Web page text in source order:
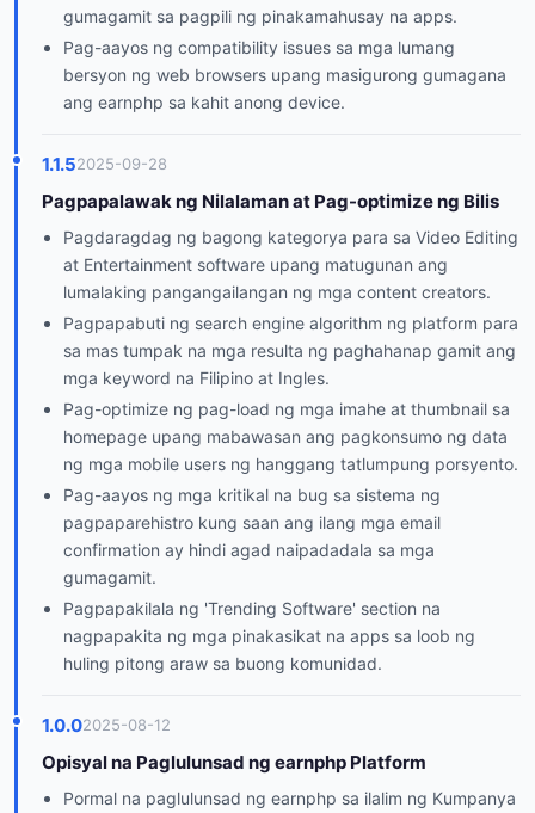
gumagamit sa pagpili ng pinakamahusay na apps.
Pag-aayos ng compatibility issues sa mga lumang
bersyon ng web browsers upang masigurong gumagana
ang earnphp sa kahit anong device.
1.1.52025-09-28
Pagpapalawak ng Nilalaman at Pag-optimize ng Bilis
Pagdaragdag ng bagong kategorya para sa Video Editing
at Entertainment software upang matugunan ang
lumalaking pangangailangan ng mga content creators.
Pagpapabuti ng search engine algorithm ng platform para
sa mas tumpak na mga resulta ng paghahanap gamit ang
mga keyword na Filipino at Ingles.
Pag-optimize ng pag-load ng mga imahe at thumbnail sa
homepage upang mabawasan ang pagkonsumo ng data
ng mga mobile users ng hanggang tatlumpung porsyento.
Pag-aayos ng mga kritikal na bug sa sistema ng
pagpaparehistro kung saan ang ilang mga email
confirmation ay hindi agad naipadadala sa mga
gumagamit.
Pagpapakilala ng 'Trending Software' section na
nagpapakita ng mga pinakasikat na apps sa loob ng
huling pitong araw sa buong komunidad.
1.0.02025-08-12
Opisyal na Paglulunsad ng earnphp Platform
Pormal na paglulunsad ng earnphp sa ilalim ng Kumpanya